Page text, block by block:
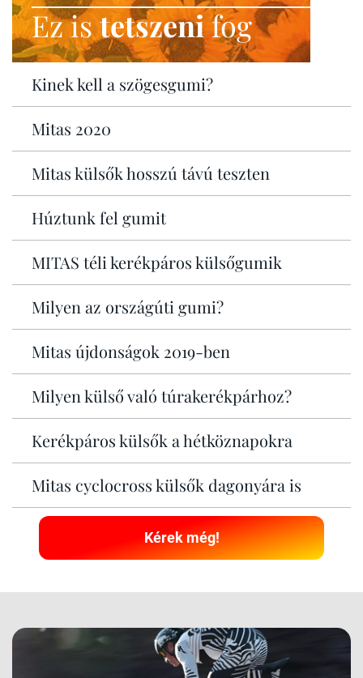
Ez istetszenifog
Kinek kell a szögesgumi?
Mitas 2020
Mitas külsők hosszú távú teszten
Húztunk fel gumit
MITAS téli kerékpáros külsőgumik
Milyen az országúti gumi?
Mitas újdonságok 2019-ben
Milyen külső való túrakerékpárhoz?
Kerékpáros külsők a hétköznapokra
Mitas cyclocross külsők dagonyára is
Kérek még!